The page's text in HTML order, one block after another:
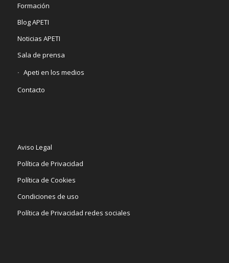
Formación
Blog APETI
Noticias APETI
Sala de prensa
Apeti en los medios
Contacto
Aviso Legal
Política de Privacidad
Política de Cookies
Condiciones de uso
Política de Privacidad redes sociales